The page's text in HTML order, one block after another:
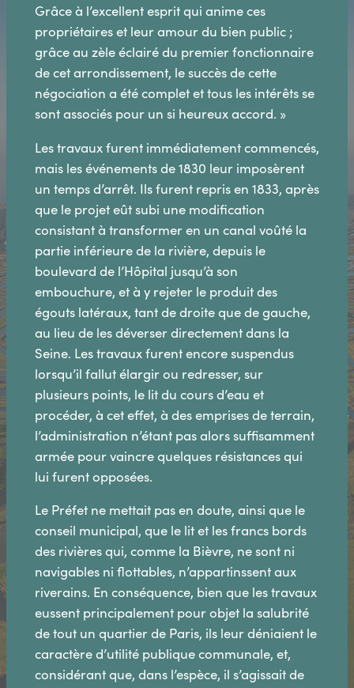
Grâce à l’excellent esprit qui anime ces
propriétaires et leur amour du bien public ;
grâce au zèle éclairé du premier fonctionnaire
de cet arrondissement, le succès de cette
négociation a été complet et tous les intérêts se
sont associés pour un si heureux accord. »
Les travaux furent immédiatement commencés,
mais les événements de 1830 leur imposèrent
un temps d’arrêt. Ils furent repris en 1833, après
que le projet eût subi une modification
consistant à transformer en un canal voûté la
partie inférieure de la rivière, depuis le
boulevard de l’Hôpital jusqu’à son
embouchure, et à y rejeter le produit des
égouts latéraux, tant de droite que de gauche,
au lieu de les déverser directement dans la
Seine. Les travaux furent encore suspendus
lorsqu’il fallut élargir ou redresser, sur
plusieurs points, le lit du cours d’eau et
procéder, à cet effet, à des emprises de terrain,
l’administration n’étant pas alors suffisamment
armée pour vaincre quelques résistances qui
lui furent opposées.
Le Préfet ne mettait pas en doute, ainsi que le
conseil municipal, que le lit et les francs bords
des rivières qui, comme la Bièvre, ne sont ni
navigables ni flottables, n’appartinssent aux
riverains. En conséquence, bien que les travaux
eussent principalement pour objet la salubrité
de tout un quartier de Paris, ils leur déniaient le
caractère d’utilité publique communale, et,
considérant que, dans l’espèce, il s’agissait de